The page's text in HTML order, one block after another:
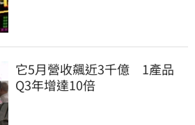
它5月營收飆近3千億　1產品
Q3年增達10倍